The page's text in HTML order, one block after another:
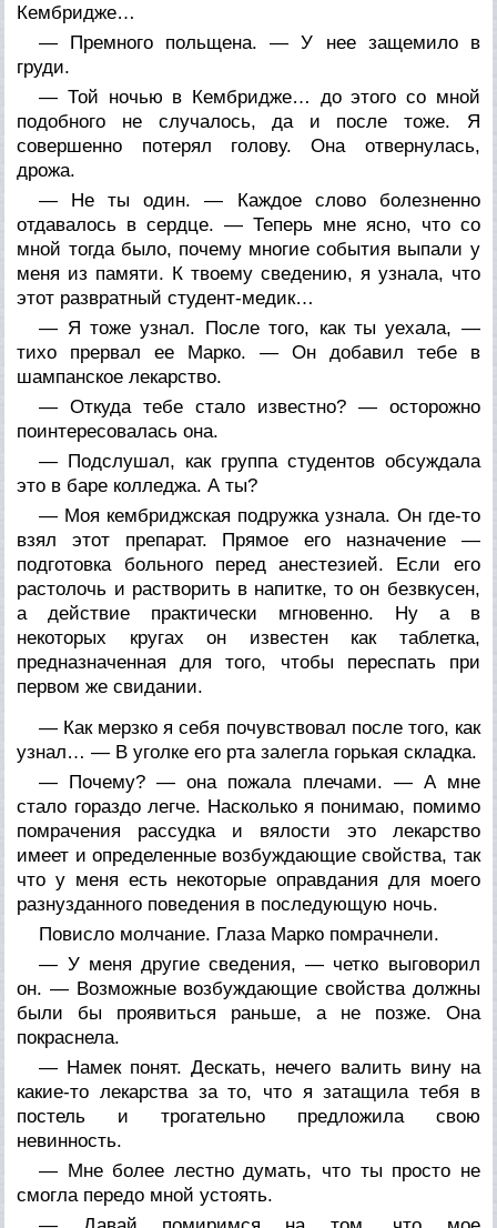
Кембридже…
— Премного польщена. — У нее защемило в
груди.
— Той ночью в Кембридже… до этого со мной
подобного не случалось, да и после тоже. Я
совершенно потерял голову. Она отвернулась,
дрожа.
— Не ты один. — Каждое слово болезненно
отдавалось в сердце. — Теперь мне ясно, что со
мной тогда было, почему многие события выпали у
меня из памяти. К твоему сведению, я узнала, что
этот развратный студент-медик…
— Я тоже узнал. После того, как ты уехала, —
тихо прервал ее Марко. — Он добавил тебе в
шампанское лекарство.
— Откуда тебе стало известно? — осторожно
поинтересовалась она.
— Подслушал, как группа студентов обсуждала
это в баре колледжа. А ты?
— Моя кембриджская подружка узнала. Он где-то
взял этот препарат. Прямое его назначение —
подготовка больного перед анестезией. Если его
растолочь и растворить в напитке, то он безвкусен,
а действие практически мгновенно. Ну а в
некоторых кругах он известен как таблетка,
предназначенная для того, чтобы переспать при
первом же свидании.
— Как мерзко я себя почувствовал после того, как
узнал… — В уголке его рта залегла горькая складка.
— Почему? — она пожала плечами. — А мне
стало гораздо легче. Насколько я понимаю, помимо
помрачения рассудка и вялости это лекарство
имеет и определенные возбуждающие свойства, так
что у меня есть некоторые оправдания для моего
разнузданного поведения в последующую ночь.
Повисло молчание. Глаза Марко помрачнели.
— У меня другие сведения, — четко выговорил
он. — Возможные возбуждающие свойства должны
были бы проявиться раньше, а не позже. Она
покраснела.
— Намек понят. Дескать, нечего валить вину на
какие-то лекарства за то, что я затащила тебя в
постель и трогательно предложила свою
невинность.
— Мне более лестно думать, что ты просто не
смогла передо мной устоять.